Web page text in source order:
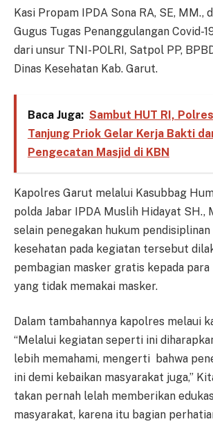
Kasi Propam IPDA Sona RA, SE, MM.,
Gugus Tugas Penanggulangan Covid-
dari unsur TNI-POLRI, Satpol PP,
Dinas Kesehatan Kab. Garut.
Baca Juga: Sambut HUT RI,
Tanjung Priok Gelar Kerja Bakti
Pengecatan Masjid di KBN
Kapolres Garut melalui Kasubbag
polda Jabar IPDA Muslih Hidayat SH.,
selain penegakan hukum
kesehatan pada kegiatan tersebut
pembagian masker gratis kepada para
yang tidak memakai masker.
Dalam tambahannya kapolres melaui
“Melalui kegiatan seperti ini
lebih memahami, mengerti bahwa
ini demi kebaikan masyarakat juga,”
takan pernah lelah memberikan
masyarakat, karena itu bagian